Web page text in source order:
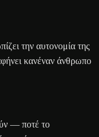
την αυτονομία της
κανέναν άνθρωπο
— ποτέ το